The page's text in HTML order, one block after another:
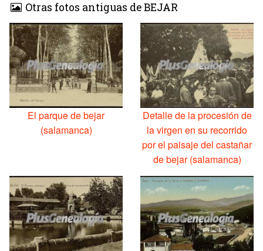
Otras fotos antiguas de BEJAR
El parque de bejar
(salamanca)
Detalle de la procesión de
la virgen en su recorrido
por el paisaje del castañar
de bejar (salamanca)